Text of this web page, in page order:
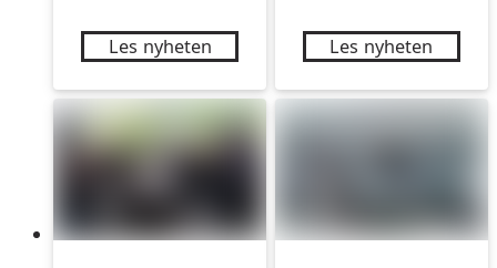
Les nyheten Les nyheten